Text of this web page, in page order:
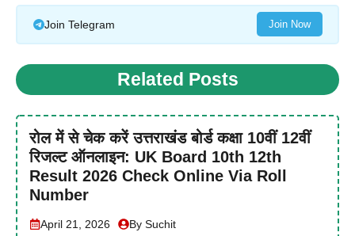
Join Telegram Join Now
Related Posts
रोल में से चेक करें उत्तराखंड बोर्ड कक्षा 10वीं 12वीं
रिजल्ट ऑनलाइन: UK Board 10th 12th
Result 2026 Check Online Via Roll
Number
April 21, 2026 By Suchit